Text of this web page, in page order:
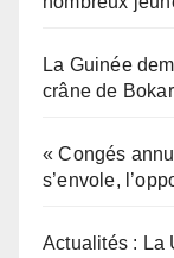
La Guinée
crâne de
« Congés
s’envole,
Actualités : La